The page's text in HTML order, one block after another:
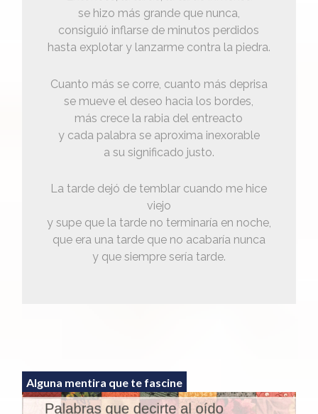
se hizo más grande que nunca,
consiguió inflarse de minutos perdidos
hasta explotar y lanzarme contra la piedra.
Cuanto más se corre, cuanto más deprisa
se mueve el deseo hacia los bordes,
más crece la rabia del entreacto
y cada palabra se aproxima inexorable
a su significado justo.
La tarde dejó de temblar cuando me hice
viejo
y supe que la tarde no terminaría en noche,
que era una tarde que no acabaría nunca
y que siempre sería tarde.
Alguna mentira que te fascine